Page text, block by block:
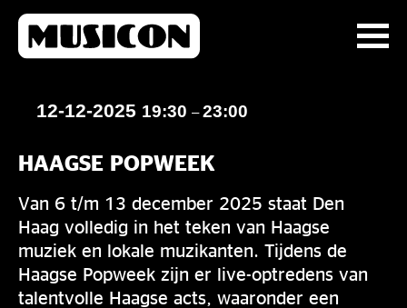
12-12-2025 19:30 –23:00
HAAGSE POPWEEK
Van 6 t/m 13 december 2025 staat Den
Haag volledig in het teken van Haagse
muziek en lokale muzikanten. Tijdens de
Haagse Popweek zijn er live-optredens van
talentvolle Haagse acts, waaronder een